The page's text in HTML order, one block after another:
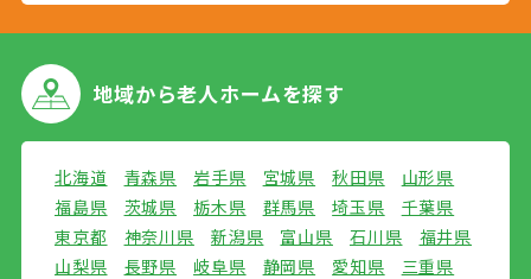
地域から老人ホームを探す
北海道 青森県 岩手県 宮城県 秋田県
山形県
福島県
茨城県 栃木県 群馬県 埼玉県
千葉県
東京都
神奈川県 新潟県 富山県 石川県
福井県
山梨県
長野県 岐阜県 静岡県 愛知県
三重県